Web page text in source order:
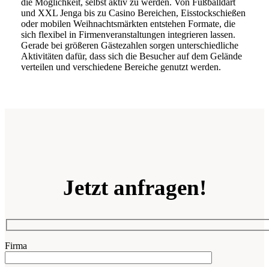
die Möglichkeit, selbst aktiv zu werden. Von Fußballdart
und XXL Jenga bis zu Casino Bereichen, Eisstockschießen
oder mobilen Weihnachtsmärkten entstehen Formate, die
sich flexibel in Firmenveranstaltungen integrieren lassen.
Gerade bei größeren Gästezahlen sorgen unterschiedliche
Aktivitäten dafür, dass sich die Besucher auf dem Gelände
verteilen und verschiedene Bereiche genutzt werden.
Jetzt anfragen!
Firma